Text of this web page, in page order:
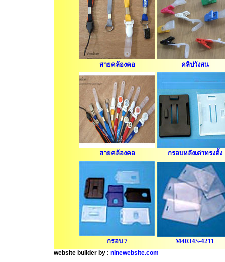
สายคล้องคอ คลิปวังสน
สายคล้องคอ กรอบหลังเต่าทรงตั้ง
กรอบ 7 M4034S-4211
website builder by : ninewebsite.com